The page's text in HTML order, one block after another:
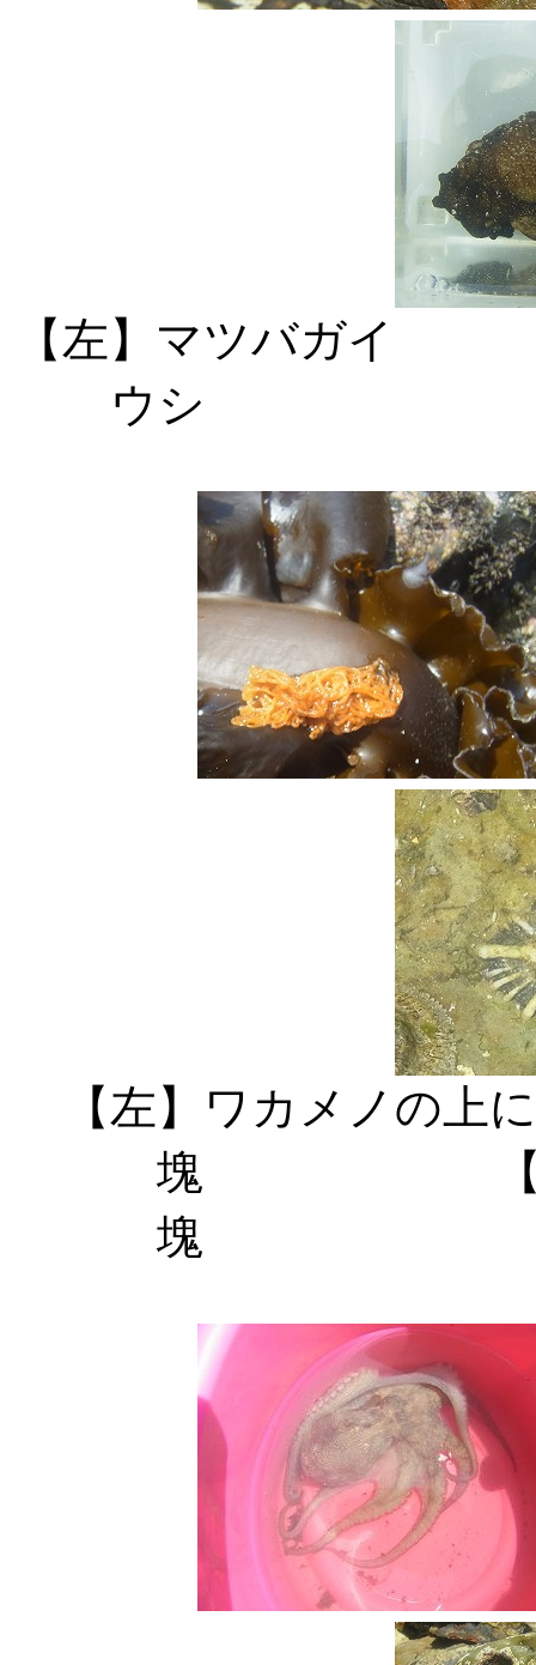
【左】マツバ
ウシ 【右
【左】ワカメノの上
塊 【中】
塊 【右】